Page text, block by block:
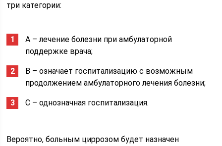
три категории:
А – лечение болезни при амбулаторной
поддержке врача;
В – означает госпитализацию с возможным
продолжением амбулаторного лечения болезни;
С – однозначная госпитализация.
Вероятно, больным циррозом будет назначен